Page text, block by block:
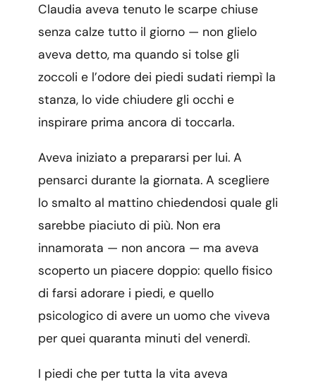
Claudia aveva tenuto le scarpe chiuse
senza calze tutto il giorno — non glielo
aveva detto, ma quando si tolse gli
zoccoli e l’odore dei piedi sudati riempì la
stanza, lo vide chiudere gli occhi e
inspirare prima ancora di toccarla.
Aveva iniziato a prepararsi per lui. A
pensarci durante la giornata. A scegliere
lo smalto al mattino chiedendosi quale gli
sarebbe piaciuto di più. Non era
innamorata — non ancora — ma aveva
scoperto un piacere doppio: quello fisico
di farsi adorare i piedi, e quello
psicologico di avere un uomo che viveva
per quei quaranta minuti del venerdì.
I piedi che per tutta la vita aveva